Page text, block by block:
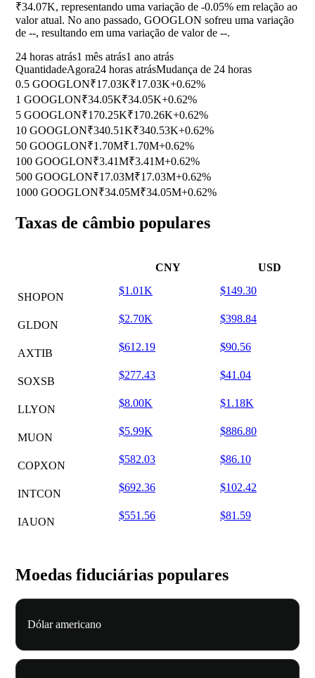
₹34.07K, representando uma variação de -0.05% em relação ao
valor atual. No ano passado, GOOGLON sofreu uma variação
de --, resultando em uma variação de valor de --.
24 horas atrás1 mês atrás1 ano atrás
QuantidadeAgora24 horas atrásMudança de 24 horas
0.5 GOOGLON₹17.03K₹17.03K+0.62%
1 GOOGLON₹34.05K₹34.05K+0.62%
5 GOOGLON₹170.25K₹170.26K+0.62%
10 GOOGLON₹340.51K₹340.53K+0.62%
50 GOOGLON₹1.70M₹1.70M+0.62%
100 GOOGLON₹3.41M₹3.41M+0.62%
500 GOOGLON₹17.03M₹17.03M+0.62%
1000 GOOGLON₹34.05M₹34.05M+0.62%
Taxas de câmbio populares
CNY USD
SHOPON
$1.01K $149.30
GLDON
$2.70K $398.84
AXTIB
$612.19 $90.56
SOXSB
$277.43 $41.04
LLYON
$8.00K $1.18K
MUON
$5.99K $886.80
COPXON
$582.03 $86.10
INTCON
$692.36 $102.42
IAUON
$551.56 $81.59
Moedas fiduciárias populares
Dólar americano